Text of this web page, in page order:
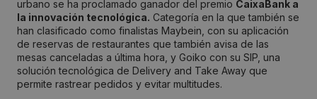
urbano se ha proclamado ganador del premio CaixaBank a
la innovación tecnológica. Categoría en la que también se
han clasificado como finalistas Maybein, con su aplicación
de reservas de restaurantes que también avisa de las
mesas canceladas a última hora, y Goiko con su SIP, una
solución tecnológica de Delivery and Take Away que
permite rastrear pedidos y evitar multitudes.